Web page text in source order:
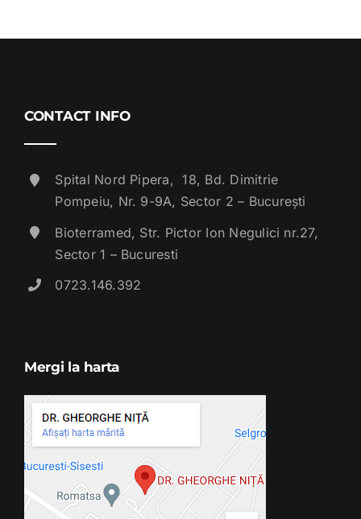
CONTACT INFO
Spital Nord Pipera, 18, Bd. Dimitrie
Pompeiu, Nr. 9-9A, Sector 2 – București
Bioterramed, Str. Pictor Ion Negulici nr.27,
Sector 1 – Bucuresti
0723.146.392
Mergi la harta